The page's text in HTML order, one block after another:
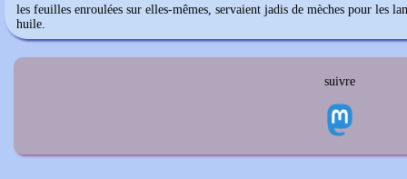
les feuilles enroulées sur elles-mêmes, servaient jadis de mèches pour les
huile.
suivre